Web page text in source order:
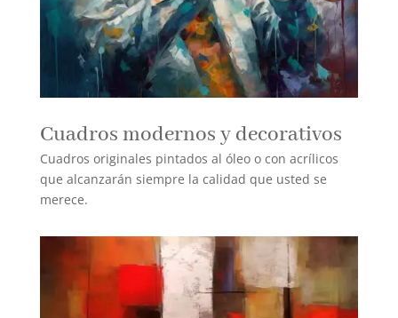
Cuadros modernos y decorativos
Cuadros originales pintados al óleo o con acrílicos
que alcanzarán siempre la calidad que usted se
merece.